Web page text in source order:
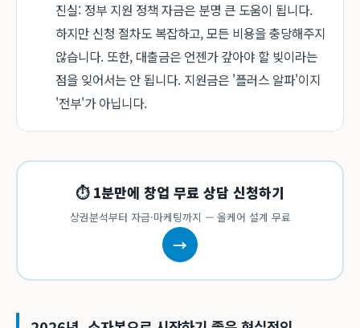
진실: 정부 지원 정책 자금은 분명 큰 도움이 됩니다.
하지만 신청 절차도 복잡하고, 모든 비용을 충당해주지
않습니다. 또한, 대출금은 언젠가 갚아야 할 빚이라는
점을 잊어서는 안 됩니다. 지원금은 '플러스 알파'이지
'전부'가 아닙니다.
⏱ 1분만에 창업 무료 상담 신청하기
상권분석부터 자금·마케팅까지 — 올케어 설계 무료
→